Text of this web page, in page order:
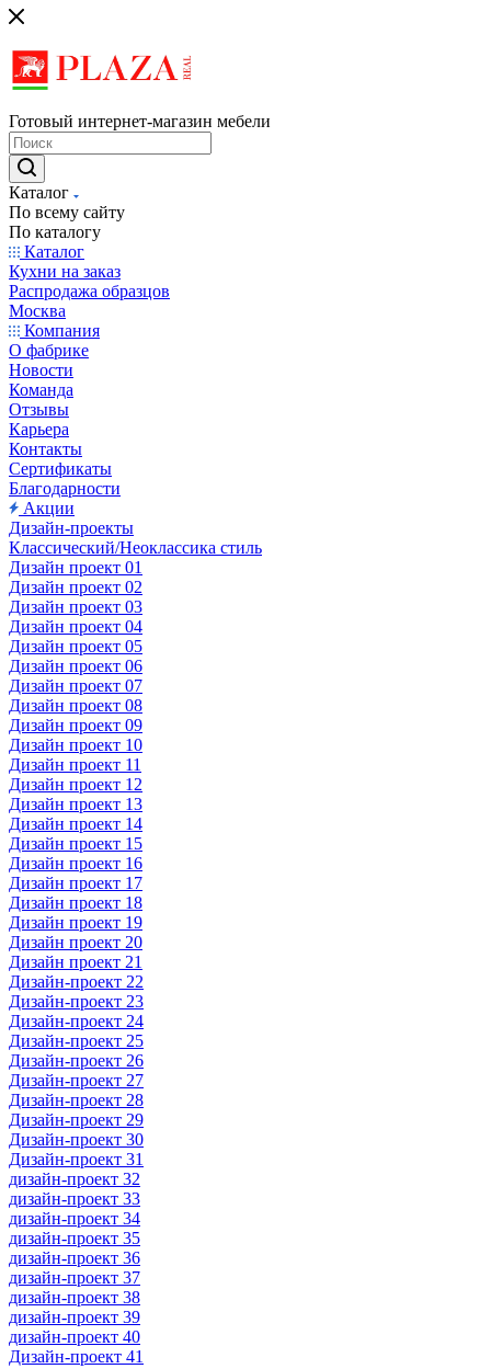
Готовый интернет-магазин мебели
Каталог
По всему сайту
По каталогу
Каталог
Кухни на заказ
Распродажа образцов
Москва
Компания
О фабрике
Новости
Команда
Отзывы
Карьера
Контакты
Сертификаты
Благодарности
Акции
Дизайн-проекты
Классический/Неоклассика стиль
Дизайн проект 01
Дизайн проект 02
Дизайн проект 03
Дизайн проект 04
Дизайн проект 05
Дизайн проект 06
Дизайн проект 07
Дизайн проект 08
Дизайн проект 09
Дизайн проект 10
Дизайн проект 11
Дизайн проект 12
Дизайн проект 13
Дизайн проект 14
Дизайн проект 15
Дизайн проект 16
Дизайн проект 17
Дизайн проект 18
Дизайн проект 19
Дизайн проект 20
Дизайн проект 21
Дизайн-проект 22
Дизайн-проект 23
Дизайн-проект 24
Дизайн-проект 25
Дизайн-проект 26
Дизайн-проект 27
Дизайн-проект 28
Дизайн-проект 29
Дизайн-проект 30
Дизайн-проект 31
дизайн-проект 32
дизайн-проект 33
дизайн-проект 34
дизайн-проект 35
дизайн-проект 36
дизайн-проект 37
дизайн-проект 38
дизайн-проект 39
дизайн-проект 40
Дизайн-проект 41